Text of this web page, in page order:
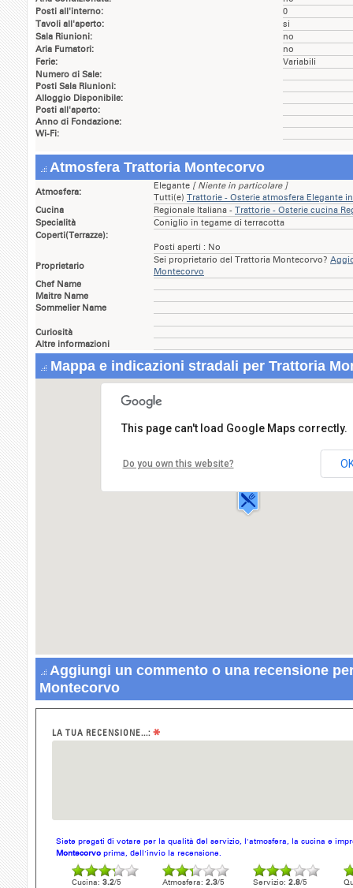
Posti all'interno:
0
Tavoli all'aperto:
si
Sala Riunioni:
no
Aria Fumatori:
no
Ferie:
Variabili
Numero di Sale:
Posti Sala Riunioni:
Alloggio Disponibile:
Posti all'aperto:
Anno di Fondazione:
Wi-Fi:
Atmosfera Trattoria Montecorvo
Atmosfera:
Elegante [ Niente in particolare ]
Tutti(e) Trattorie - Osterie atmosfera Elegante in
Cucina
Regionale Italiana - Trattorie - Osterie cucina
Specialità
Coniglio in tegame di terracotta
Coperti(Terrazze):
Posti aperti : No
Proprietario
Sei proprietario del Trattoria Montecorvo?
Montecorvo
Chef Name
Maitre Name
Sommelier Name
Curiosità
Altre informazioni
Mappa e indicazioni stradali per Trattoria
Montecorvo,33
This page can't load Google Maps correctly.
Do you own this website?
Aggiungi un commento o una recensione
Montecorvo
LA TUA RECENSIONE...: *
Siete pregati di votare per la qualità del servizio, l'atmosfera, la cucina e
Montecorvo prima, dell'invio la recensione.
Cucina: 3.2/5
Atmosfera: 2.3/5
Servizio: 2.8/5